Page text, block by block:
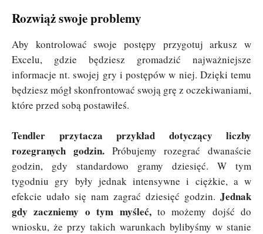
Rozwiąż swoje problemy
Aby kontrolować swoje postępy przygotuj arkusz w
Excelu, gdzie będziesz gromadzić najważniejsze
informacje nt. swojej gry i postępów w niej. Dzięki temu
będziesz mógł skonfrontować swoją grę z oczekiwaniami,
które przed sobą postawiłeś.
Tendler przytacza przykład dotyczący liczby
rozegranych godzin.Próbujemy rozegrać dwanaście
godzin, gdy standardowo gramy dziesięć. W tym
tygodniu gry były jednak intensywne i ciężkie, a w
efekcie udało się nam zagrać dziesięć godzin. Jednak
gdy zaczniemy o tym myśleć,to możemy dojść do
wniosku, że przy takich warunkach bylibyśmy w stanie